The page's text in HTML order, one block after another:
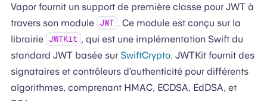
Vapor fournit un support de première classe pour JWT à
travers son module JWT . Ce module est conçu sur la
librairie JWTKit , qui est une implémentation Swift du
standard JWT basée sur SwiftCrypto. JWTKit fournit des
signataires et contrôleurs d’authenticité pour différents
algorithmes, comprenant HMAC, ECDSA, EdDSA, et